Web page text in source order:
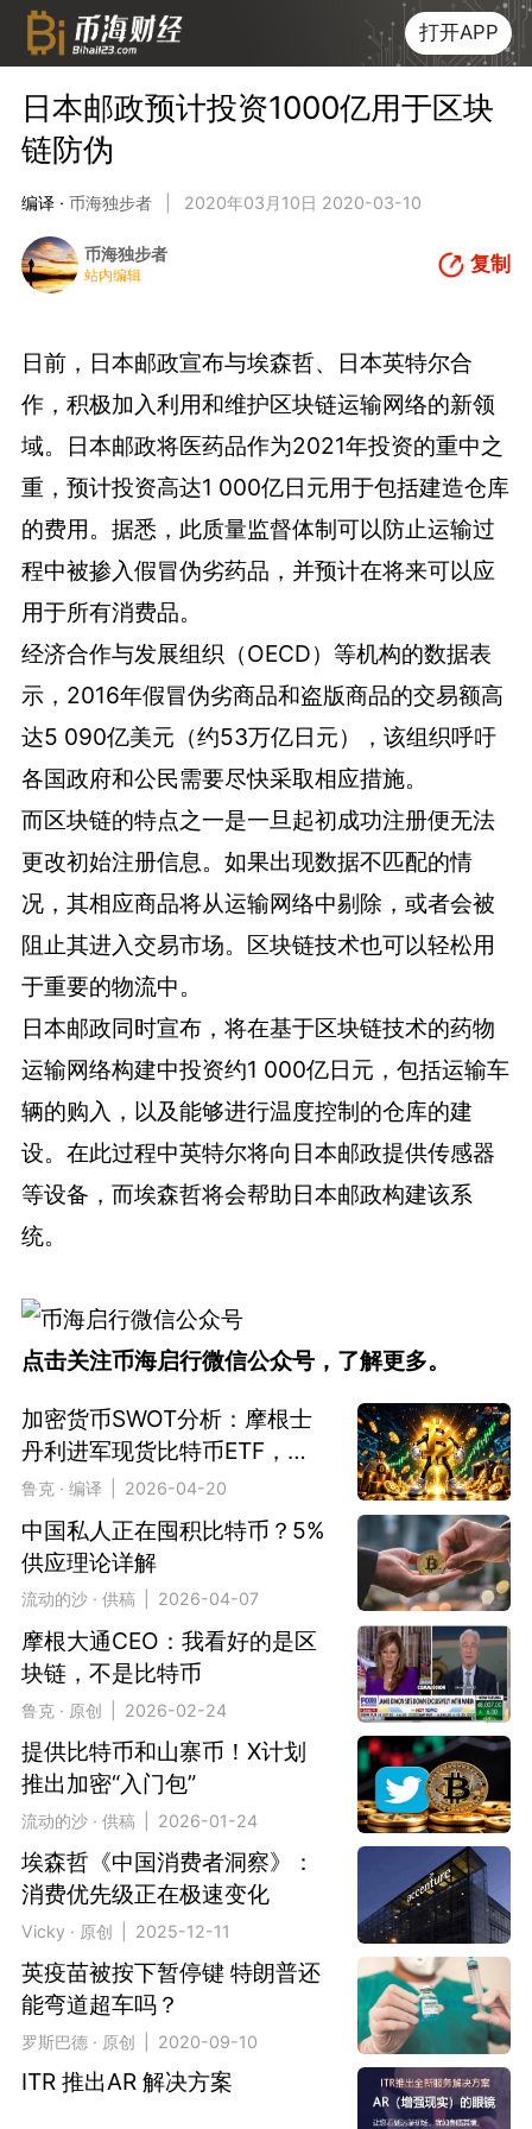
打开APP
日本邮政预计投资1000亿用于区块
链防伪
编译 · 币海独步者 2020年03月10日 2020-03-10
币海独步者
站内编辑 复制
日前，日本邮政宣布与埃森哲、日本英特尔合
作，积极加入利用和维护区块链运输网络的新领
域。日本邮政将医药品作为2021年投资的重中之
重，预计投资高达1 000亿日元用于包括建造仓库
的费用。据悉，此质量监督体制可以防止运输过
程中被掺入假冒伪劣药品，并预计在将来可以应
用于所有消费品。
经济合作与发展组织（OECD）等机构的数据表
示，2016年假冒伪劣商品和盗版商品的交易额高
达5 090亿美元（约53万亿日元），该组织呼吁
各国政府和公民需要尽快采取相应措施。
而区块链的特点之一是一旦起初成功注册便无法
更改初始注册信息。如果出现数据不匹配的情
况，其相应商品将从运输网络中剔除，或者会被
阻止其进入交易市场。区块链技术也可以轻松用
于重要的物流中。
日本邮政同时宣布，将在基于区块链技术的药物
运输网络构建中投资约1 000亿日元，包括运输车
辆的购入，以及能够进行温度控制的仓库的建
设。在此过程中英特尔将向日本邮政提供传感器
等设备，而埃森哲将会帮助日本邮政构建该系
统。
点击关注币海启行微信公众号，了解更多。
加密货币SWOT分析：摩根士
丹利进军现货比特币ETF，正
加速机构采用
鲁克 · 编译 | 2026-04-20
中国私人正在囤积比特币？5%
供应理论详解
流动的沙 · 供稿 | 2026-04-07
摩根大通CEO：我看好的是区
块链，不是比特币
鲁克 · 原创 | 2026-02-24
提供比特币和山寨币！X计划
推出加密“入门包”
流动的沙 · 供稿 | 2026-01-24
埃森哲《中国消费者洞察》：
消费优先级正在极速变化
Vicky · 原创 | 2025-12-11
英疫苗被按下暂停键 特朗普还
能弯道超车吗？
罗斯巴德 · 原创 | 2020-09-10
ITR 推出AR 解决方案